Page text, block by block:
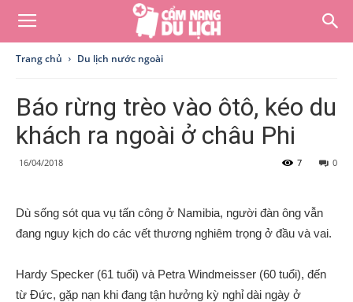
Trang chủ Du lịch nước ngoài
Báo rừng trèo vào ôtô, kéo du
khách ra ngoài ở châu Phi
16/04/2018 0
7
Dù sống sót qua vụ tấn công ở Namibia, người đàn ông vẫn
đang nguy kịch do các vết thương nghiêm trọng ở đầu và vai.
Hardy Specker (61 tuổi) và Petra Windmeisser (60 tuổi), đến
từ Đức, gặp nạn khi đang tận hưởng kỳ nghỉ dài ngày ở